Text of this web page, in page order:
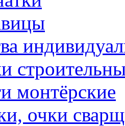
монтёрские
очки